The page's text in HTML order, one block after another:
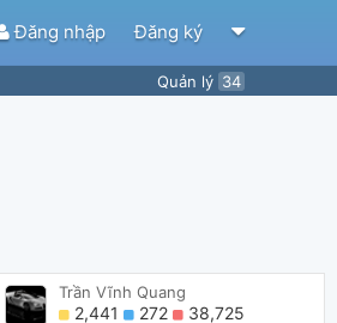
Đăng nhập Đăng ký
Quản lý 34
Trần Vĩnh Quang
2,441 272 38,725